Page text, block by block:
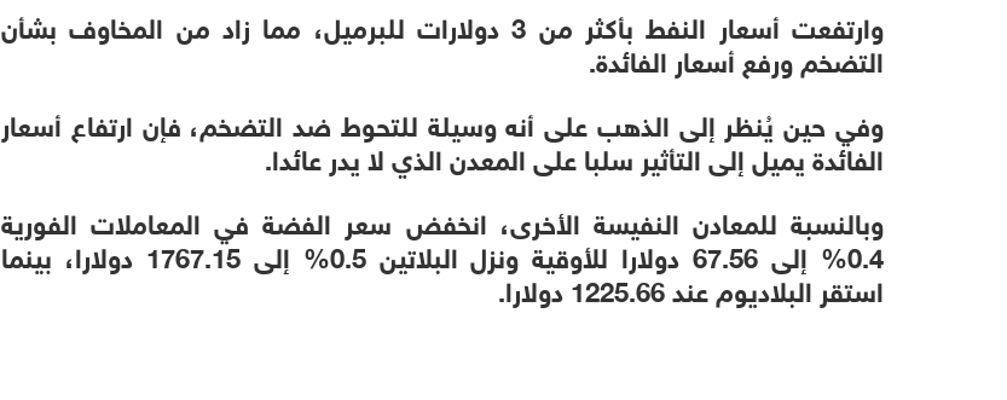
وارتفعت أسعار النفط بأكثر من 3 دولارات للبرميل، مما زاد من المخاوف بشأن
التضخم ورفع أسعار الفائدة.
وفي حين يُنظر إلى الذهب على أنه وسيلة للتحوط ضد التضخم، فإن ارتفاع أسعار
الفائدة يميل إلى التأثير سلبا على المعدن الذي لا يدر عائدا.
وبالنسبة للمعادن النفيسة الأخرى، انخفض سعر الفضة في المعاملات الفورية
0.4% إلى 67.56 دولارا للأوقية ونزل البلاتين 0.5% إلى 1767.15 دولارا، بينما
استقر البلاديوم عند 1225.66 دولارا.